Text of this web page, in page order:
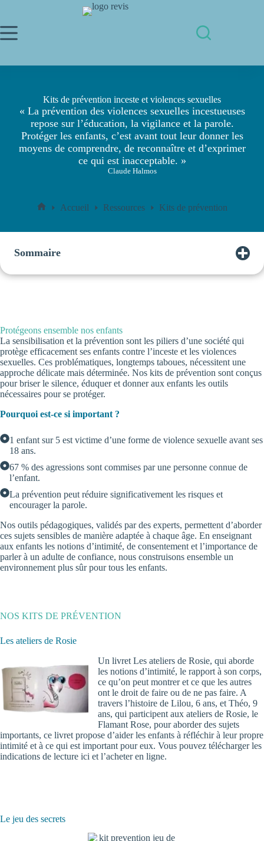
contenu
Kits de prévention inceste et violences sexuelles
« La prévention des violences sexuelles incestueuses
repose sur l’éducation, la vigilance et la parole.
Protéger les enfants, c’est avant tout leur donner les
moyens de comprendre, de reconnaître et d’exprimer
ce qui est inacceptable. »
Claude Halmos
Accueil Ressources Kits de prévention
Sommaire
Protégeons ensemble nos enfants
La sensibilisation et la prévention sont les piliers d’une société qui
protège efficacement ses enfants contre l’inceste et les violences
sexuelles. Ces problématiques, longtemps taboues, nécessitent une
approche délicate mais déterminée. Nos kits de prévention sont conçus
pour briser le silence, éduquer et donner aux enfants les outils
nécessaires pour se protéger.
Pourquoi est-ce si important ?
1 enfant sur 5 est victime d’une forme de violence sexuelle avant ses
18 ans.
67 % des agressions sont commises par une personne connue de
l’enfant.
La prévention peut réduire significativement les risques et
encourager la parole.
Nos outils pédagogiques, validés par des experts, permettent d’aborder
ces sujets sensibles de manière adaptée à chaque âge. En enseignant
aux enfants les notions d’intimité, de consentement et l’importance de
parler à un adulte de confiance, nous construisons ensemble un
environnement plus sûr pour tous les enfants.
NOS KITS DE PRÉVENTION
Les ateliers de Rosie
Un livret Les ateliers de Rosie, qui aborde
les notions d’intimité, le rapport à son corps,
ce qu’on peut montrer et ce que les autres
ont le droit de faire ou de ne pas faire. A
travers l’histoire de Lilou, 6 ans, et Théo, 9
ans, qui participent aux ateliers de Rosie, le
Flamant Rose, pour aborder des sujets
importants, ce livret propose d’aider les enfants à réfléchir à leur propre
intimité et à ce qui est important pour eux. Vous pouvez téléchargerles
indications de lecture ici et l’acheter en ligne.
Le jeu des secrets